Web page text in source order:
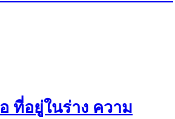
ที่อยู่ในร่าง ความ